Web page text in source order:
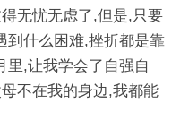
无忧无虑了,但是,只要
到什么困难,挫折都是靠
里,让我学会了自强自
不在我的身边,我都能